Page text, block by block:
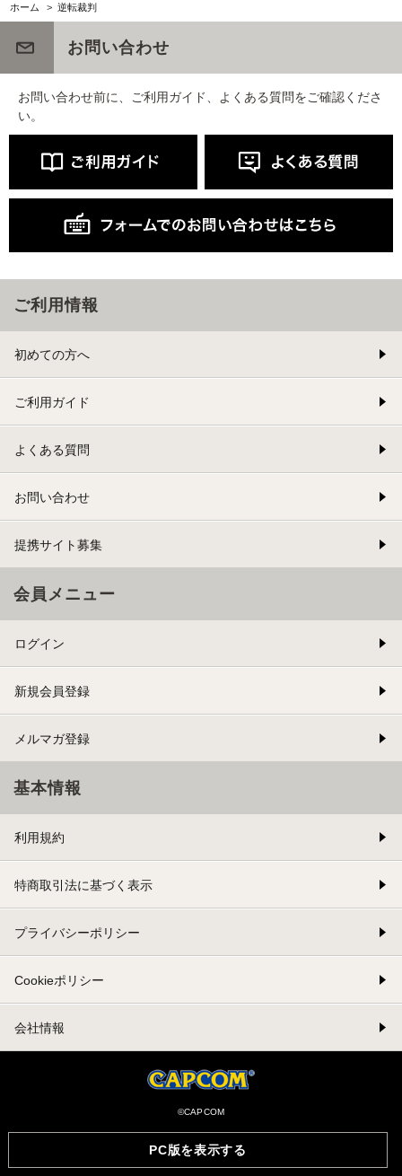
ホーム
> 逆転裁判
PC版を表示する
お問い合わせ
お問い合わせ前に、ご利用ガイド、よくある質問をご確認くださ
い。
ご利用情報
初めての方へ
ご利用ガイド
よくある質問
お問い合わせ
提携サイト募集
会員メニュー
ログイン
新規会員登録
メルマガ登録
基本情報
利用規約
特商取引法に基づく表示
プライバシーポリシー
Cookieポリシー
会社情報
©CAPCOM